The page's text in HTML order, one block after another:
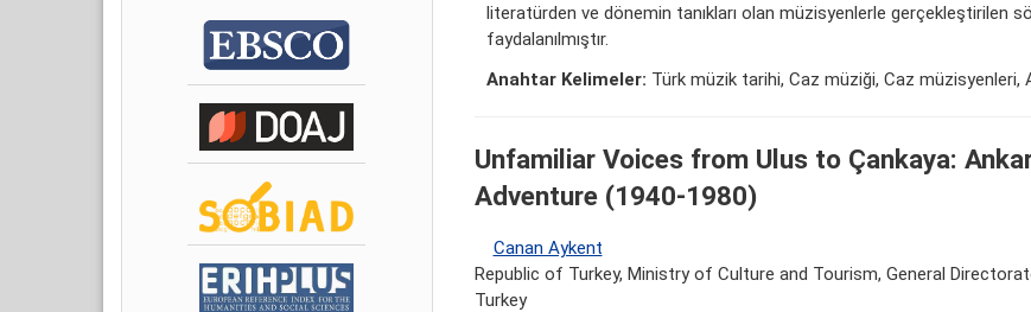
literatürden ve dönemin tanıkları olan müzisyenlerle gerçekleştirilen
faydalanılmıştır.
Anahtar Kelimeler: Türk müzik tarihi, Caz müziği, Caz müzisyenleri,
Unfamiliar Voices from Ulus to Çankaya:
Adventure (1940-1980)
Canan Aykent
Republic of Turkey, Ministry of Culture and Tourism, General
Turkey